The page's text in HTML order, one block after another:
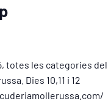
totes les categories del
Dies 10,11 i 12